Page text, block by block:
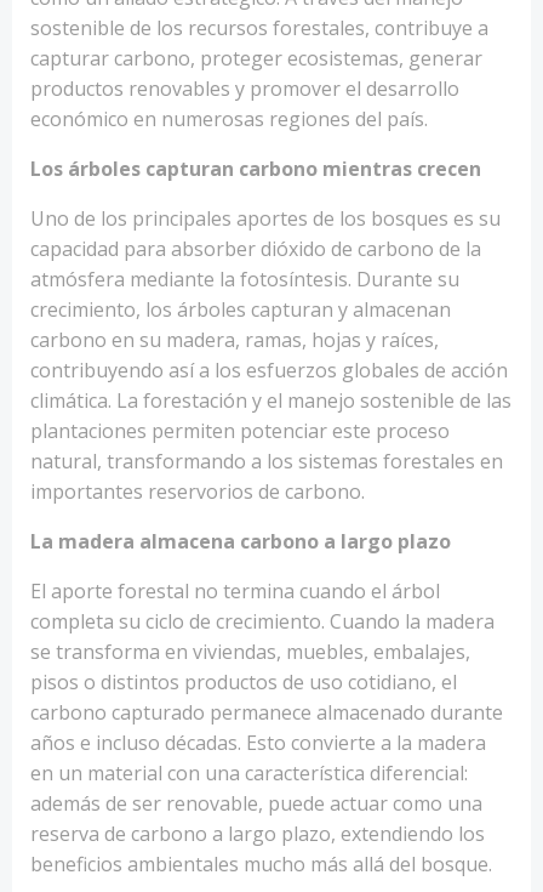
sostenible de los recursos forestales, contribuye a
capturar carbono, proteger ecosistemas, generar
productos renovables y promover el desarrollo
económico en numerosas regiones del país.
Los árboles capturan carbono mientras crecen
Uno de los principales aportes de los bosques es su
capacidad para absorber dióxido de carbono de la
atmósfera mediante la fotosíntesis. Durante su
crecimiento, los árboles capturan y almacenan
carbono en su madera, ramas, hojas y raíces,
contribuyendo así a los esfuerzos globales de acción
climática. La forestación y el manejo sostenible de las
plantaciones permiten potenciar este proceso
natural, transformando a los sistemas forestales en
importantes reservorios de carbono.
La madera almacena carbono a largo plazo
El aporte forestal no termina cuando el árbol
completa su ciclo de crecimiento. Cuando la madera
se transforma en viviendas, muebles, embalajes,
pisos o distintos productos de uso cotidiano, el
carbono capturado permanece almacenado durante
años e incluso décadas. Esto convierte a la madera
en un material con una característica diferencial:
además de ser renovable, puede actuar como una
reserva de carbono a largo plazo, extendiendo los
beneficios ambientales mucho más allá del bosque.